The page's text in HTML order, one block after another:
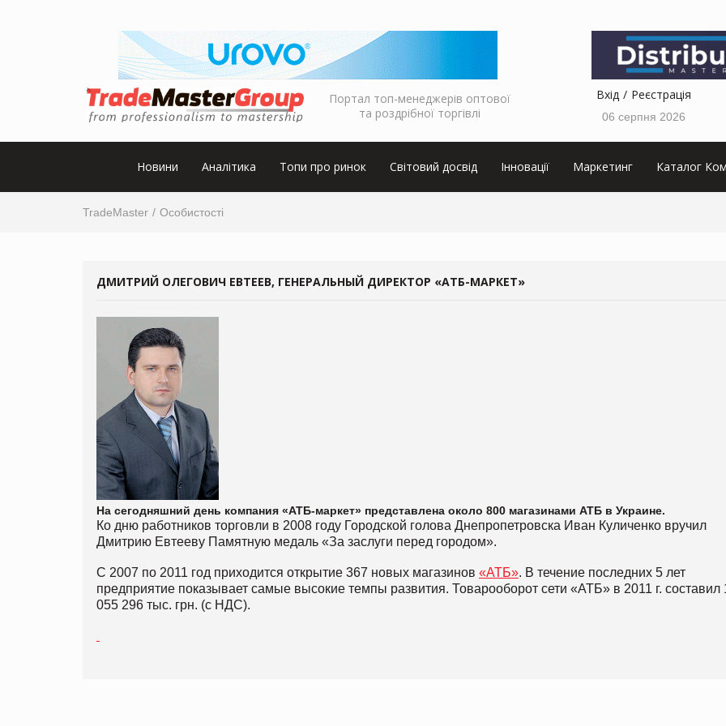
Портал топ-менеджерів оптової
та роздрібної торгівлі
Вхід Реєстрація
06 серпня 2026
Новини Аналітика Топи про ринок Світовий досвід Інновації Маркетинг Каталог
TradeMaster Особистості
ДМИТРИЙ ОЛЕГОВИЧ ЕВТЕЕВ, ГЕНЕРАЛЬНЫЙ ДИРЕКТОР «АТБ-МАРКЕТ»
На сегодняшний день компания «АТБ-маркет» представлена около 800 магазинами АТБ в Украине.
Ко дню работников торговли в 2008 году Городской голова Днепропетровска Иван Куличенко вручил
Дмитрию Евтееву Памятную медаль «За заслуги перед городом».
С 2007 по 2011 год приходится открытие 367 новых магазинов «АТБ». В течение последних 5 лет
предприятие показывает самые высокие темпы развития. Товарооборот сети «АТБ» в 2011 г. составил
055 296 тыс. грн. (с НДС).